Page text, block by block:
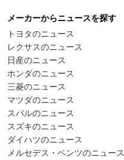
メーカーからニュースを探す
トヨタのニュース
レクサスのニュース
日産のニュース
ホンダのニュース
三菱のニュース
マツダのニュース
スバルのニュース
スズキのニュース
ダイハツのニュース
メルセデス・ベンツのニュース